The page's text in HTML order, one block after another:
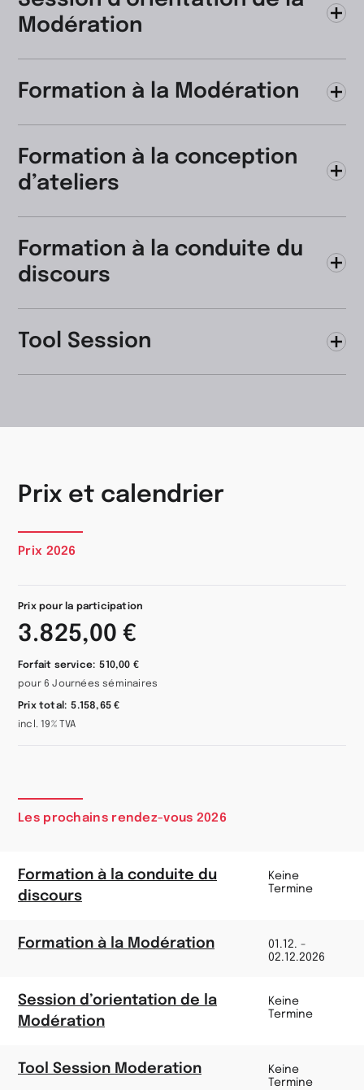
Modération
Formation à la Modération
Formation à la conception
d’ateliers
Formation à la conduite du
discours
Tool Session
Prix et calendrier
Prix 2026
Prix pour la participation
3.825,00 €
Forfait service: 510,00 €
pour 6 Journées séminaires
Prix total: 5.158,65 €
incl. 19% TVA
Les prochains rendez-vous 2026
Formation à la conduite du
discours
Keine
Termine
Formation à la Modération
01.12. -
02.12.2026
Session d’orientation de la
Modération
Keine
Termine
Tool Session Moderation
Keine
Termine